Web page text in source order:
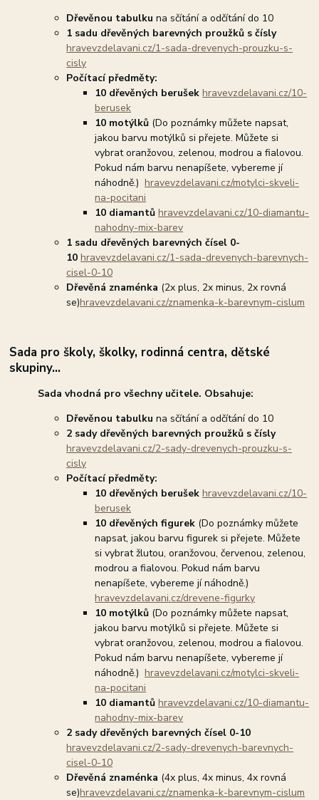
Dřevěnou tabulku na sčítání a odčítání do 10
1 sadu dřevěných barevných proužků s čísly
hravevzdelavani.cz/1-sada-drevenych-prouzku-s-
cisly
Počítací předměty:
10 dřevěných berušekhravevzdelavani.cz/10-
berusek
10 motýlků (Do poznámky můžete napsat,
jakou barvu motýlků si přejete. Můžete si
vybrat oranžovou, zelenou, modrou a fialovou.
Pokud nám barvu nenapíšete, vybereme jí
náhodně.)hravevzdelavani.cz/motylci-skveli-
na-pocitani
10 diamantůhravevzdelavani.cz/10-diamantu-
nahodny-mix-barev
1 sadu dřevěných barevných čísel 0-
10 hravevzdelavani.cz/1-sada-drevenych-barevnych-
cisel-0-10
Dřevěná znaménka (2x plus, 2x minus, 2x rovná
se)hravevzdelavani.cz/znamenka-k-barevnym-cislum
Sada pro školy, školky, rodinná centra, dětské
skupiny...
Sada vhodná pro všechny učitele. Obsahuje:
Dřevěnou tabulkuna sčítání a odčítání do 10
2 sady dřevěných barevných proužků s čísly
hravevzdelavani.cz/2-sady-drevenych-prouzku-s-
cisly
Počítací předměty:
10 dřevěných berušekhravevzdelavani.cz/10-
berusek
10 dřevěných figurek (Do poznámky můžete
napsat, jakou barvu figurek si přejete. Můžete
si vybrat žlutou, oranžovou, červenou, zelenou,
modrou a fialovou. Pokud nám barvu
nenapíšete, vybereme jí náhodně.)
hravevzdelavani.cz/drevene-figurky
10 motýlků (Do poznámky můžete napsat,
jakou barvu motýlků si přejete. Můžete si
vybrat oranžovou, zelenou, modrou a fialovou.
Pokud nám barvu nenapíšete, vybereme jí
náhodně.)hravevzdelavani.cz/motylci-skveli-
na-pocitani
10 diamantůhravevzdelavani.cz/10-diamantu-
nahodny-mix-barev
2 sady dřevěných barevných čísel 0-10
hravevzdelavani.cz/2-sady-drevenych-barevnych-
cisel-0-10
Dřevěná znaménka (4x plus, 4x minus, 4x rovná
se)hravevzdelavani.cz/znamenka-k-barevnym-cislum